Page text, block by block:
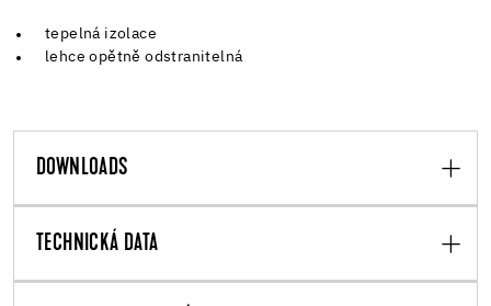
tepelná izolace
lehce opětně odstranitelná
DOWNLOADS
TECHNICKÁ DATA